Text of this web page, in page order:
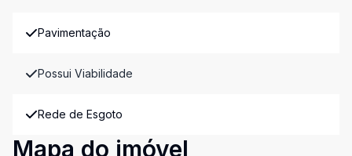
Pavimentação
Possui Viabilidade
Rede de Esgoto
Mapa do imóvel